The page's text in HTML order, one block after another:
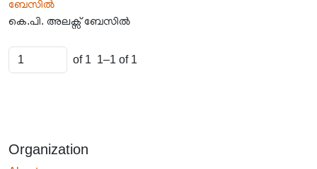
ബേസിൽ
കെ.പി. അലക്സ് ബേസിൽ
of 1 1–1 of 1
Organization